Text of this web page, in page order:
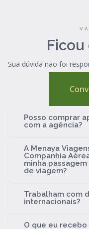
Ficou
Sua dúvida não foi
Posso comprar
com a agência?
A Menaya
Companhia
minha
de viagem?
Trabalham com
internacionais?
O que eu